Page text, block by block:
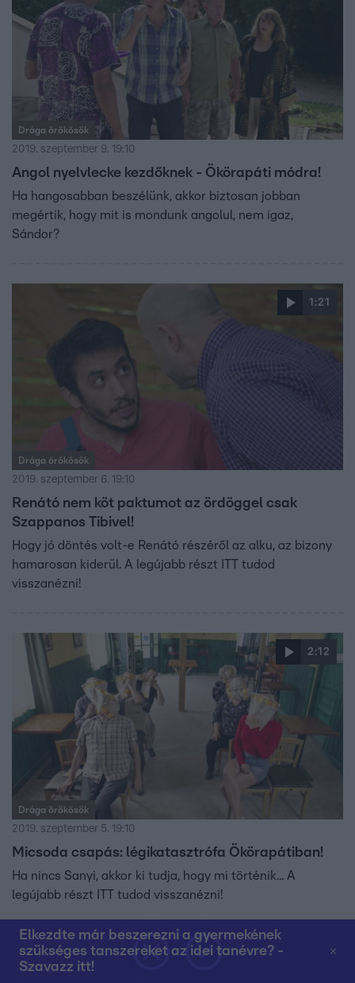
Elkezdte már beszerezni a gyermekének
szükséges tanszereket az idei tanévre? -
Szavazz itt!
Drága örökösök
2019. szeptember 9. 19:10
Angol nyelvlecke kezdőknek - Ökörapáti módra!
Ha hangosabban beszélünk, akkor biztosan jobban
megértik, hogy mit is mondunk angolul, nem igaz,
Sándor?
1:21
Drága örökösök
2019. szeptember 6. 19:10
Renátó nem köt paktumot az ördöggel csak
Szappanos Tibivel!
Hogy jó döntés volt-e Renátó részéről az alku, az bizony
hamarosan kiderül. A legújabb részt ITT tudod
visszanézni!
2:12
Drága örökösök
2019. szeptember 5. 19:10
Micsoda csapás: légikatasztrófa Ökörapátiban!
Ha nincs Sanyi, akkor ki tudja, hogy mi történik... A
legújabb részt ITT tudod visszanézni!